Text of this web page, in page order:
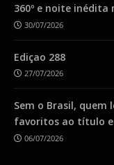
360º e noite inédita
30/07/2026
Ediçao 288
27/07/2026
Sem o Brasil, quem
favoritos ao título e
06/07/2026